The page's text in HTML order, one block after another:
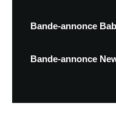
Bande-annonce
Bande-annonce